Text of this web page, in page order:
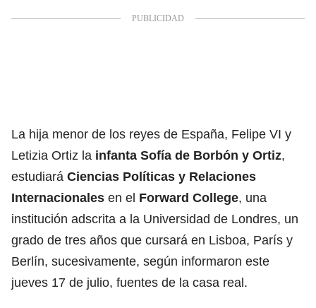
La hija menor de los reyes de España, Felipe VI y
Letizia Ortiz la infanta Sofía de Borbón y Ortiz,
estudiará Ciencias Políticas y Relaciones
Internacionales en el Forward College, una
institución adscrita a la Universidad de Londres, un
grado de tres años que cursará en Lisboa, París y
Berlín, sucesivamente, según informaron este
jueves 17 de julio, fuentes de la casa real.